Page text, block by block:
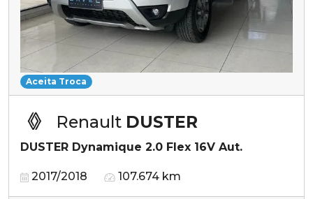
Aceita Troca
Renault DUSTER
DUSTER Dynamique 2.0 Flex 16V Aut.
2017/2018 107.674 km